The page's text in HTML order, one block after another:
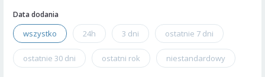
Data dodania
wszystko 24h 3 dni ostatnie 7 dni
ostatnie 30 dni ostatni rok niestandardowy